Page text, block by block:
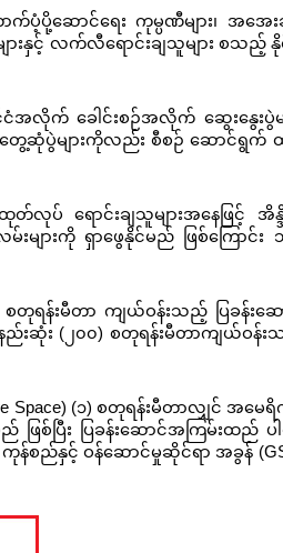
ပို့ဆောင်ရေး ကုမ္ပဏီများ၊ အအေး
ားနှင့် လက်လီရောင်းချသူများ စသည့်
ငံအလိုက် ခေါင်းစဉ်အလိုက် ဆွေးနွေးပွဲမ
း တွေ့ဆုံပွဲများကိုလည်း စီစဉ် ဆောင်ရွက်
တ်လုပ် ရောင်းချသူများအနေဖြင့် အိ
ားကို ရှာဖွေနိုင်မည် ဖြစ်ကြောင်း
တုရန်းမီတာ ကျယ်ဝန်းသည့် ပြခန်းဆ
နည်းဆုံး (၂၀၀) စတုရန်းမီတာကျယ်ဝန်
Space) (၁) စတုရန်းမီတာလျှင် အမေ
ြစ်ပြီး ပြခန်းဆောင်အကြမ်းထည် ပ
န်စည်နှင့် ဝန်ဆောင်မှုဆိုင်ရာ အခွန်